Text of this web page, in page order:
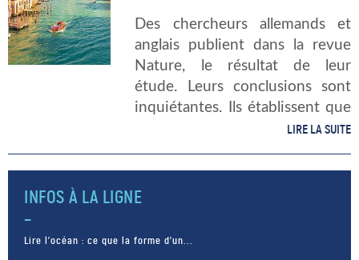
Des chercheurs allemands et
anglais publient dans la revue
Nature, le résultat de leur
étude. Leurs conclusions sont
inquiétantes. Ils établissent que
» sur 49 sites du patrimoine
Méditerranée 42 sont déjà
menacés par l’érosion côtière ».
LIRE LA SUITE
INFOS À LA LIGNE
Lire l’océan : ce que la forme d’un...